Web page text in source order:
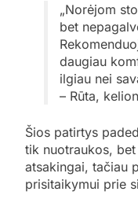
„Norėjom
bet
daugiau
ilgiau nei
– Rūta,
Šios patirtys
tik nuotraukos,
atsakingai, tačiau
prisitaikymui prie